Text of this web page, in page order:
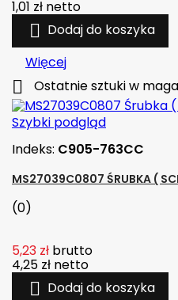
1,01 zł netto
 Dodaj do koszyka
Więcej
 Ostatnie sztuki w
Szybki podgląd
Indeks: C905-763CC
MS27039C0807 ŚRUBKA (
(0)
5,23 zł brutto
4,25 zł netto
 Dodaj do koszyka